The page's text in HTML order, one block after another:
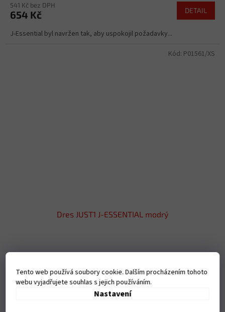
Tento web používá soubory cookie. Dalším procházením tohoto
webu vyjadřujete souhlas s jejich používáním.
Nastavení
541 Kč bez DPH
654 Kč DETAIL
J-Essential byl navržen tak, aby uspokojil požadavky...
Dres JUST1 J-ESSENTIAL modrý
541 Kč bez DPH
654 Kč
Kód: P01561/XS